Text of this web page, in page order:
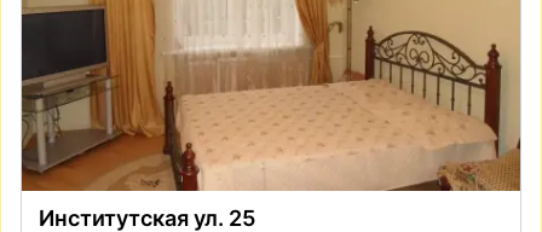
Институтская ул. 25